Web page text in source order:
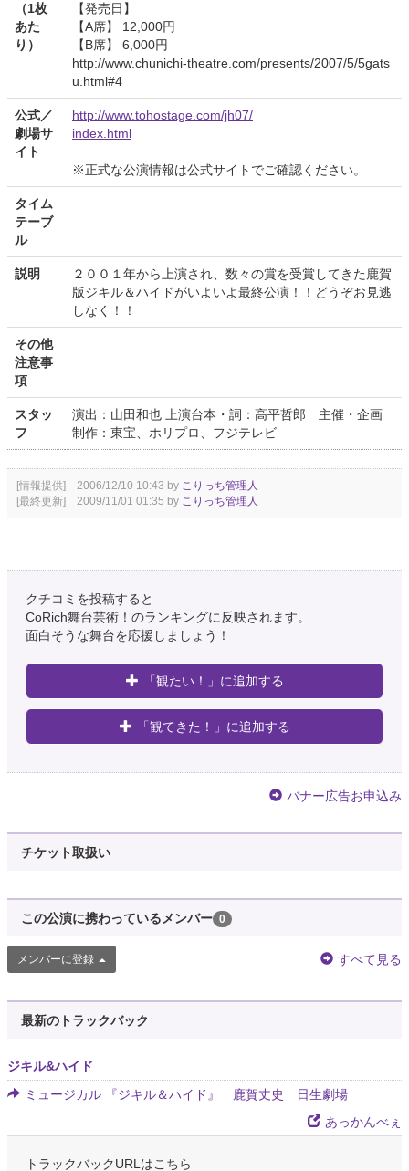
（1枚
あた
り）
【発売日】
【A席】 12,000円
【B席】 6,000円
http://www.chunichi-theatre.com/presents/2007/5/5gats
u.html#4
公式／
劇場サ
イト
http://www.tohostage.com/jh07/
index.html
※正式な公演情報は公式サイトでご確認ください。
タイム
テーブ
ル
説明
２００１年から上演され、数々の賞を受賞してきた鹿賀
版ジキル＆ハイドがいよいよ最終公演！！どうぞお見逃
しなく！！
その他
注意事
項
スタッ
フ
演出：山田和也 上演台本・詞：高平哲郎 主催・企画
制作：東宝、ホリプロ、フジテレビ
[情報提供] 2006/12/10 10:43 by こりっち管理人
[最終更新] 2009/11/01 01:35 by こりっち管理人
クチコミを投稿すると
CoRich舞台芸術！のランキングに反映されます。
面白そうな舞台を応援しましょう！
「観たい！」に追加する
「観てきた！」に追加する
バナー広告お申込み
チケット取扱い
この公演に携わっているメンバー 0
メンバーに登録 すべて見る
最新のトラックバック
ジキル&ハイド
ミュージカル 『ジキル＆ハイド』 鹿賀丈史 日生劇場
あっかんべぇ
トラックバックURLはこちら